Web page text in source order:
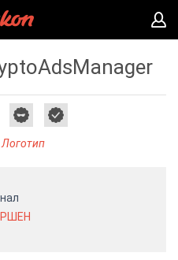
Логотип